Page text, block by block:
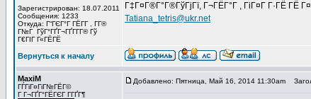
Зарегистрирован: 18.07.2011
Сообщения: 1233
Откуда: Г“ГЄГ°Г ГЁГ­Г , Г­Г®
Г№Г ГўГ°ГҐГ¬ГҐГ­Г­Г® Гў
Г€ГІГ Г«ГЁГЁ
Г‡Г¤Г®Г°Г®ГўГјГї, Г¬ГЁГ°Г , ГіГ¤Г Г·ГЁ ГЁ
Tatiana_tetris@ukr.net
Вернуться к началу
MaxiM
ГЃГіГ¤ГіГ№ГЁГ©
Г Г¬ГҐГ°ГЁГЄГ Г­ГҐГ¶
Добавлено: Пятница, Май 16, 2014 11:30am